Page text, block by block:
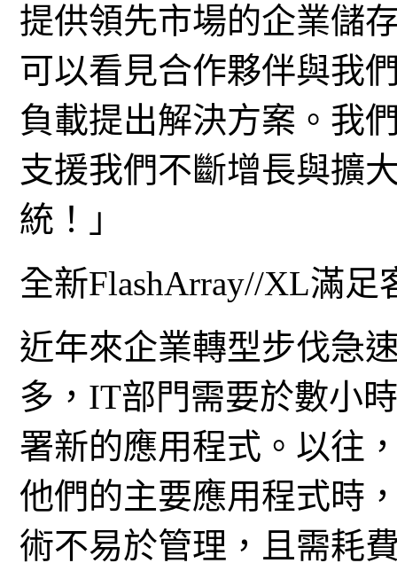
提供領先市場的企業儲
可以看見合作夥伴與我
負載提出解決方案。我
支援我們不斷增長與擴
統！」
全新FlashArray//XL滿足
近年來企業轉型步伐急
多，IT部門需要於數小
署新的應用程式。以往
他們的主要應用程式時
術不易於管理，且需耗